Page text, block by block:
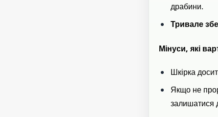
драбини.
Тривале
Мінуси, які
Шкірка
Якщо не
залишатися